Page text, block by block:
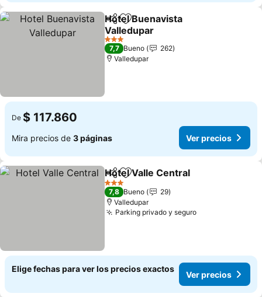
CompartirAgregar a favoritos
Hotel Buenavista
Valledupar
Ver precios
3 Estrellas
7,7 Bueno
262
Valledupar
De $ 117.860
Mira precios de 3 páginas Ver precios
CompartirAgregar a favoritos
Hotel Valle Central
3 Estrellas
7,8 Bueno
29
Valledupar
Parking privado y seguroVer precios
Elige fechas para ver los precios exactos
Ver precios